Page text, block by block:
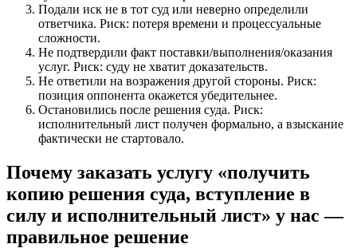
Подали иск не в тот суд или неверно определили
ответчика. Риск: потеря времени и процессуальные
сложности.
Не подтвердили факт поставки/выполнения/оказания
услуг. Риск: суду не хватит доказательств.
Не ответили на возражения другой стороны. Риск:
позиция оппонента окажется убедительнее.
Остановились после решения суда. Риск:
исполнительный лист получен формально, а взыскание
фактически не стартовало.
Почему заказать услугу «получить
копию решения суда, вступление в
силу и исполнительный лист» у нас —
правильное решение